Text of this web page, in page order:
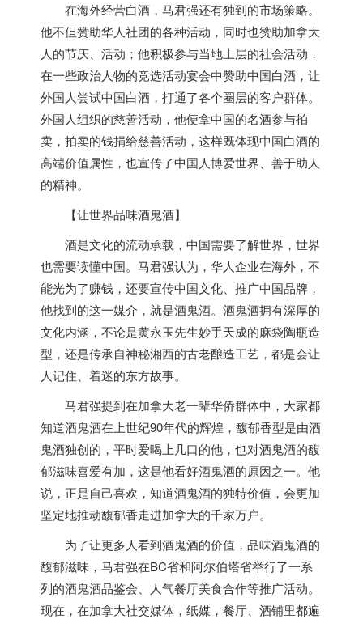
在海外经营白酒，马君强还有独到的市场策略。
他不但赞助华人社团的各种活动，同时也赞助加拿大
人的节庆、活动；他积极参与当地上层的社会活动，
在一些政治人物的竞选活动宴会中赞助中国白酒，让
外国人尝试中国白酒，打通了各个圈层的客户群体。
外国人组织的慈善活动，他便拿中国的名酒参与拍
卖，拍卖的钱捐给慈善活动，这样既体现中国白酒的
高端价值属性，也宣传了中国人博爱世界、善于助人
的精神。
【让世界品味酒鬼酒】
酒是文化的流动承载，中国需要了解世界，世界
也需要读懂中国。马君强认为，华人企业在海外，不
能光为了赚钱，还要宣传中国文化、推广中国品牌，
他找到的这一媒介，就是酒鬼酒。酒鬼酒拥有深厚的
文化内涵，不论是黄永玉先生妙手天成的麻袋陶瓶造
型，还是传承自神秘湘西的古老酿造工艺，都是会让
人记住、着迷的东方故事。
马君强提到在加拿大老一辈华侨群体中，大家都
知道酒鬼酒在上世纪90年代的辉煌，馥郁香型是由酒
鬼酒独创的，平时爱喝上几口的他，也对酒鬼酒的馥
郁滋味喜爱有加，这是他看好酒鬼酒的原因之一。他
说，正是自己喜欢，知道酒鬼酒的独特价值，会更加
坚定地推动馥郁香走进加拿大的千家万户。
为了让更多人看到酒鬼酒的价值，品味酒鬼酒的
馥郁滋味，马君强在BC省和阿尔伯塔省举行了一系
列的酒鬼酒品鉴会、人气餐厅美食合作等推广活动。
现在，在加拿大社交媒体，纸媒，餐厅、酒铺里都遍